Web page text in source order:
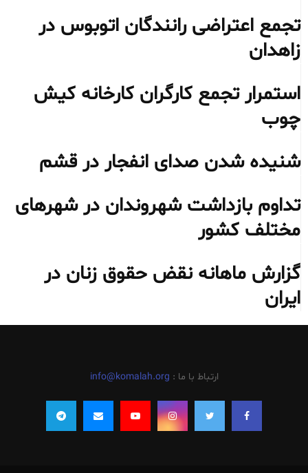
تجمع اعتراضی رانندگان اتوبوس در
زاهدان
استمرار تجمع کارگران کارخانه کیش
چوب
شنیده شدن صدای انفجار در قشم
تداوم بازداشت شهروندان در شهرهای
مختلف کشور
گزارش ماهانه نقض حقوق زنان در
ایران
ارتباط با ما : info@komalah.org